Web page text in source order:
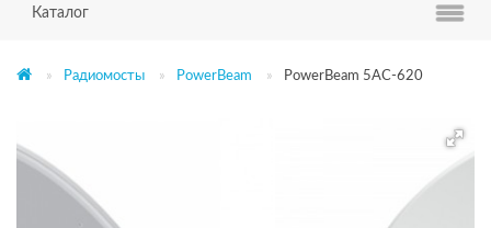
Каталог
Радиомосты PowerBeam PowerBeam 5AC-620